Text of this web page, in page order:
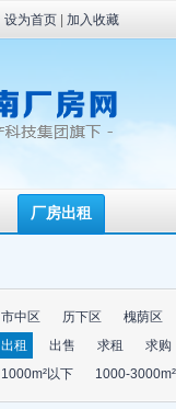
设为首页 加入收藏
厂房出租
市中区 历下区 槐荫区
出租 出售 求租
求购
1000m²以下 1000-3000m²